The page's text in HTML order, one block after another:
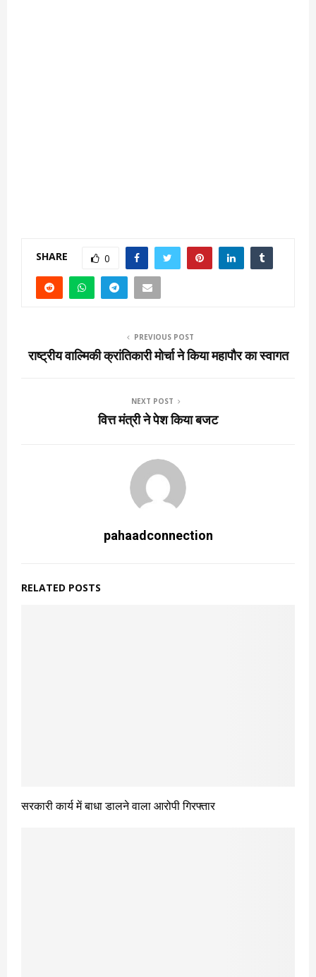
SHARE 0
PREVIOUS POST
राष्ट्रीय वाल्मिकी क्रांतिकारी मोर्चा ने किया महापौर का स्वागत
NEXT POST
वित्त मंत्री ने पेश किया बजट
pahaadconnection
RELATED POSTS
सरकारी कार्य में बाधा डालने वाला आरोपी गिरफ्तार